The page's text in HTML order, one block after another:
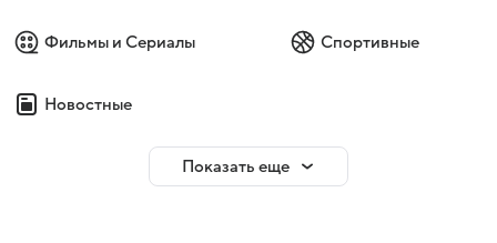
Фильмы и Сериалы Спортивные
Новостные
Показать еще